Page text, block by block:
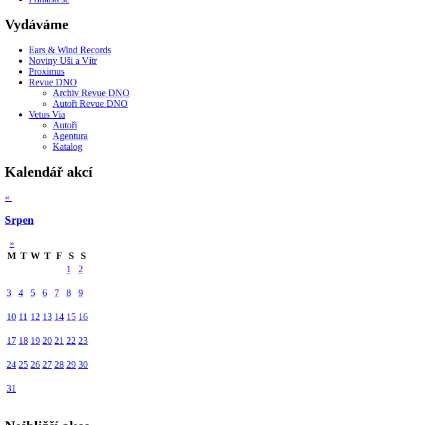
Vydáváme
Ears & Wind Records
Noviny Uši a Vítr
Proximus
Revue DNO
Archiv Revue DNO
Autoři Revue DNO
Vetus Via
Autoři
Agentura
Katalog
Kalendář akcí
«
Srpen
»
M T W T F S
S
1
2
3 4 5 6 7 8 9
10 11 12 13 14 15 16
17 18 19 20 21 22 23
24 25 26 27 28 29 30
31